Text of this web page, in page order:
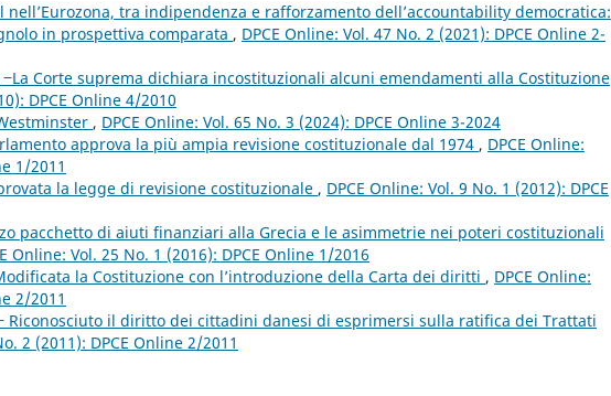
nell’Eurozona, tra indipendenza e rafforzamento dell’accountability democratica:
in prospettiva comparata , DPCE Online: Vol. 47 No. 2 (2021): DPCE Online 2-
‒La Corte suprema dichiara incostituzionali alcuni emendamenti alla Costituzione
DPCE Online 4/2010
, DPCE Online: Vol. 65 No. 3 (2024): DPCE Online 3-2024
approva la più ampia revisione costituzionale dal 1974 , DPCE Online:
1/2011
la legge di revisione costituzionale , DPCE Online: Vol. 9 No. 1 (2012): DPCE
pacchetto di aiuti finanziari alla Grecia e le asimmetrie nei poteri costituzionali
Online: Vol. 25 No. 1 (2016): DPCE Online 1/2016
la Costituzione con l’introduzione della Carta dei diritti , DPCE Online:
2/2011
Riconosciuto il diritto dei cittadini danesi di esprimersi sulla ratifica dei Trattati
2 (2011): DPCE Online 2/2011